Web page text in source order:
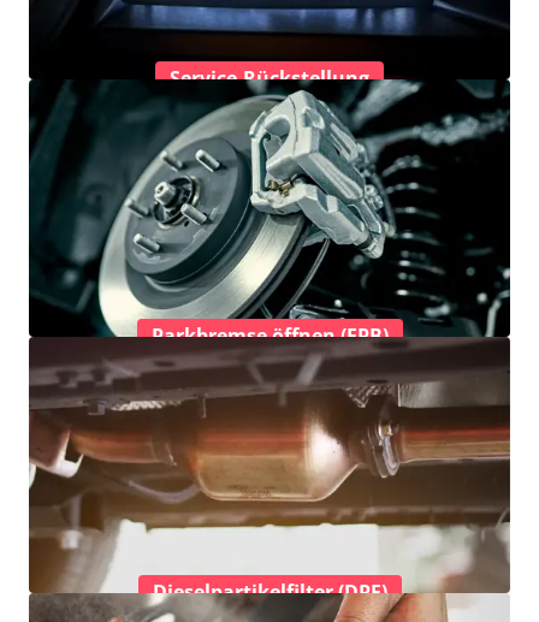
Service-Rückstellung
Parkbremse öffnen (EPB)
Dieselpartikelfilter (DPF)